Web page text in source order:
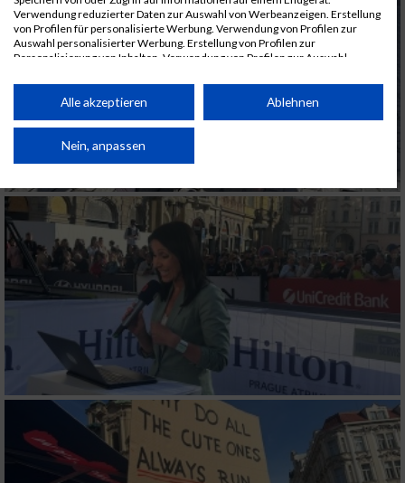
Verwendung reduzierter Daten zur Auswahl von Werbeanzeigen. Erstellung
von Profilen für personalisierte Werbung. Verwendung von Profilen zur
Auswahl personalisierter Werbung. Erstellung von Profilen zur
Personalisierung von Inhalten. Verwendung von Profilen zur Auswahl
Performance von Inhalten. Analyse von Zielgruppen durch Statistiken oder
Kombinationen von Daten aus verschiedenen Quellen. Entwicklung und
von Inhalten.
Daten können außerhalb der Europäischen Union weitergegeben und in die
Website/App.
Partnerliste anzeigen (1 IAB-Anbieter)
Wir nutzen Ihre Daten für folgende Zwecke:
IAB-Verarbeitungszwecke:
Speichern von oder Zugriff auf Informationen
auf einem Endgerät
Verwendung reduzierter Daten zur Auswahl
von Werbeanzeigen
Erstellung von Profilen für personalisierte
Werbung
Verwendung von Profilen zur Auswahl
Alle akzeptieren Ablehnen
Nein, anpassen